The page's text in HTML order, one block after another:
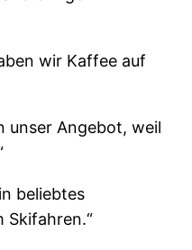
wir Kaffee auf
unser Angebot, weil
beliebtes
Skifahren.“